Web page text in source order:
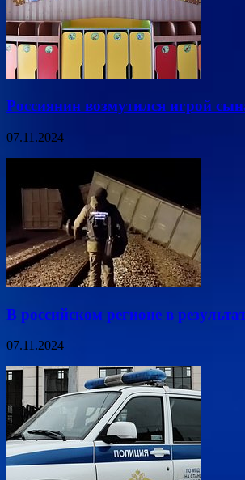
Россиянин возмутился игрой
07.11.2024
В российском регионе в
07.11.2024